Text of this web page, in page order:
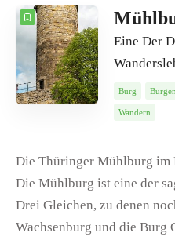
ANZAHL
Eine Der
Burg
Wandern
Die Thüringer Mühlburg im
Die Mühlburg ist eine der
Drei Gleichen, zu denen
Wachsenburg und die Burg